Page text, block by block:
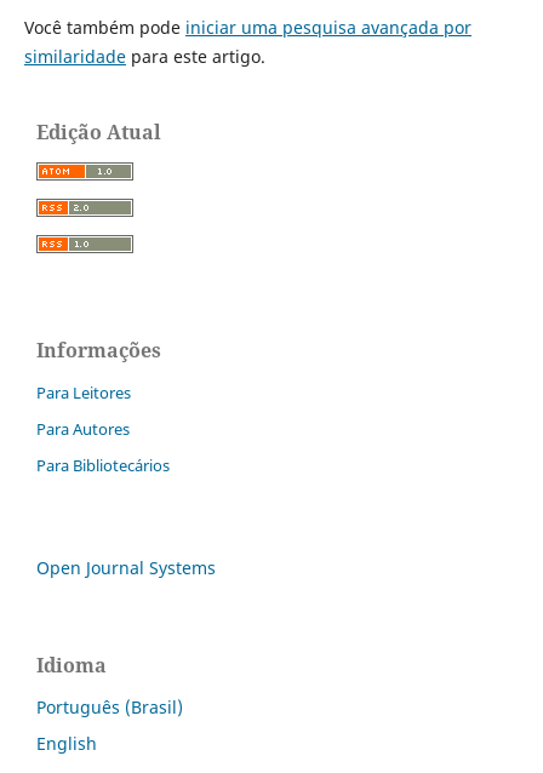
Você também pode iniciar uma pesquisa avançada por
similaridadepara este artigo.
Edição Atual
Informações
Para Leitores
Para Autores
Para Bibliotecários
Open Journal Systems
Idioma
Português (Brasil)
English